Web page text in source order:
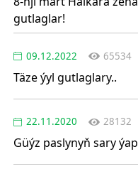
gutlaglar!
09.12.2022 65534
Täze ýyl gutlaglary..
22.11.2020 28132
Güýz paslynyň sary